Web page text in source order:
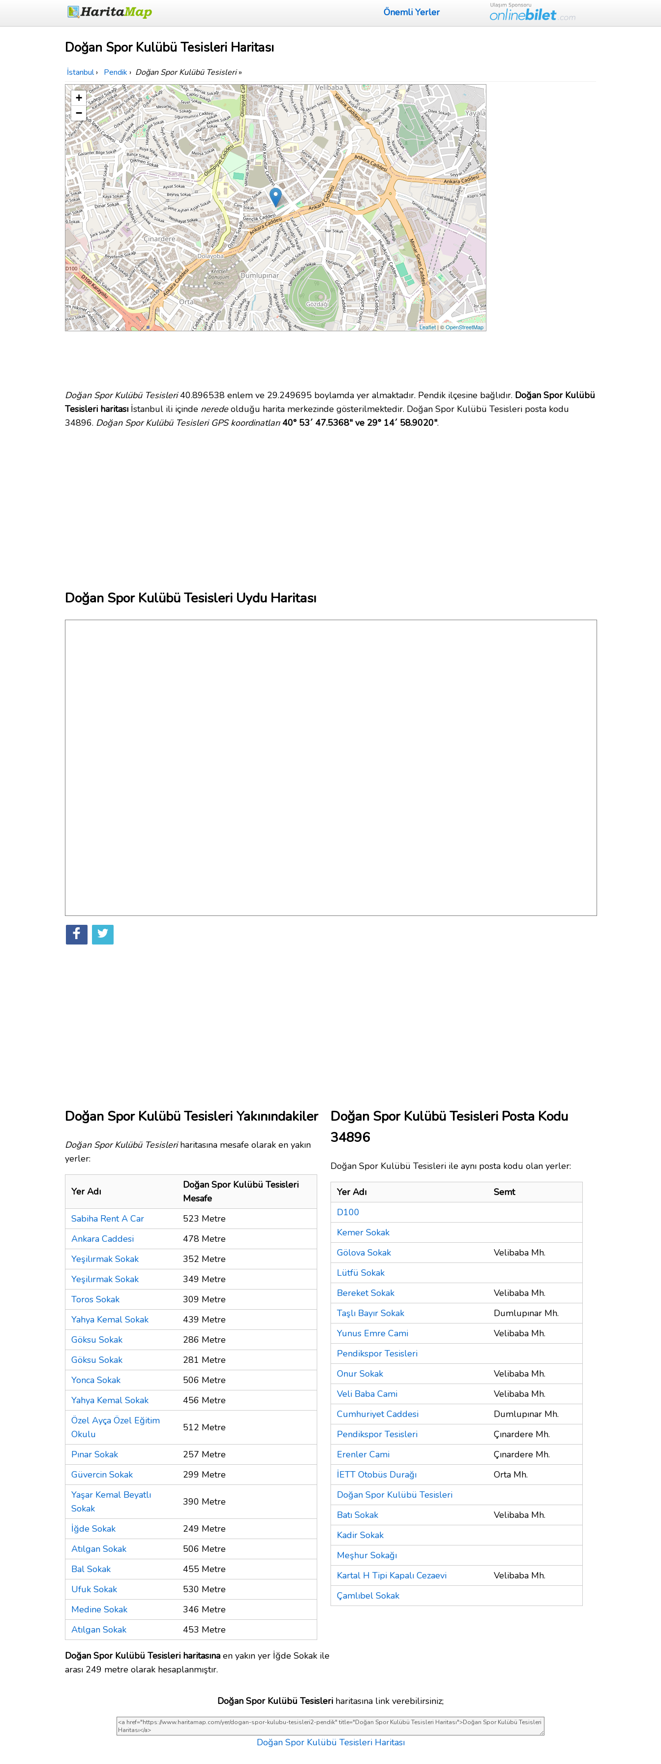
Önemli Yerler
Doğan Spor Kulübü Tesisleri Haritası
İstanbul › Pendik › Doğan Spor Kulübü Tesisleri»
+
−
Leaflet| ©OpenStreetMap
Doğan Spor Kulübü Tesisleri40.896538 enlem ve 29.249695 boylamda yer almaktadır. Pendik ilçesine bağlıdır. Doğan Spor Kulübü
Tesisleri haritası İstanbul ili içinde neredeolduğu harita merkezinde gösterilmektedir. Doğan Spor Kulübü Tesisleri posta kodu
34896. Doğan Spor Kulübü Tesisleri GPS koordinatları 40° 53´ 47.5368" ve 29° 14´ 58.9020".
Doğan Spor Kulübü Tesisleri Uydu Haritası
Doğan Spor Kulübü Tesisleri Yakınındakiler
Doğan Spor Kulübü Tesisleriharitasına mesafe olarak en yakın
yerler:
Yer Adı
Doğan Spor Kulübü Tesisleri
Mesafe
Sabiha Rent A Car
523 Metre
Ankara Caddesi
478 Metre
Yeşilırmak Sokak
352 Metre
Yeşilırmak Sokak
349 Metre
Toros Sokak
309 Metre
Yahya Kemal Sokak
439 Metre
Göksu Sokak
286 Metre
Göksu Sokak
281 Metre
Yonca Sokak
506 Metre
Yahya Kemal Sokak
456 Metre
Özel Ayça Özel Eğitim
Okulu
512 Metre
Pınar Sokak
257 Metre
Güvercin Sokak
299 Metre
Yaşar Kemal Beyatlı
Sokak
390 Metre
İğde Sokak
249 Metre
Atılgan Sokak
506 Metre
Bal Sokak
455 Metre
Ufuk Sokak
530 Metre
Medine Sokak
346 Metre
Atılgan Sokak
453 Metre
Doğan Spor Kulübü Tesisleri haritasına en yakın yer İğde Sokak ile
arası 249 metre olarak hesaplanmıştır.
Doğan Spor Kulübü Tesisleri Posta Kodu
34896
Doğan Spor Kulübü Tesisleri ile aynı posta kodu olan yerler:
Yer Adı
Semt
D100
Kemer Sokak
Gölova Sokak
Velibaba Mh.
Lütfü Sokak
Bereket Sokak
Velibaba Mh.
Taşlı Bayır Sokak
Dumlupınar Mh.
Yunus Emre Cami
Velibaba Mh.
Pendikspor Tesisleri
Onur Sokak
Velibaba Mh.
Veli Baba Cami
Velibaba Mh.
Cumhuriyet Caddesi
Dumlupınar Mh.
Pendikspor Tesisleri
Çınardere Mh.
Erenler Cami
Çınardere Mh.
İETT Otobüs Durağı
Orta Mh.
Doğan Spor Kulübü Tesisleri
Batı Sokak
Velibaba Mh.
Kadir Sokak
Meşhur Sokağı
Kartal H Tipi Kapalı Cezaevi
Velibaba Mh.
Çamlıbel Sokak
Doğan Spor Kulübü Tesisleri haritasına link verebilirsiniz;
Doğan Spor Kulübü Tesisleri Haritası